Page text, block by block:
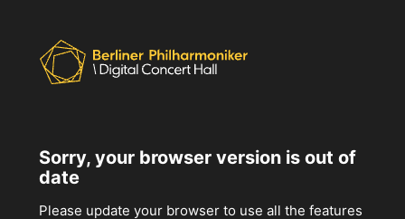
Sorry, your browser version is out of
date
Please update your browser to use all the features